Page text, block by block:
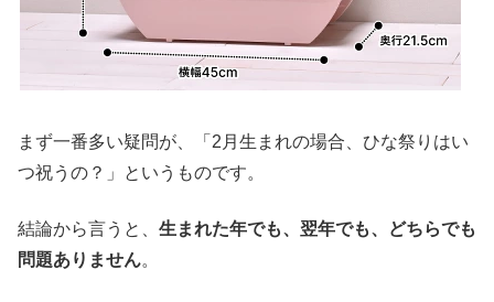
まず一番多い疑問が、「2月生まれの場合、ひな祭りはい
つ祝うの？」というものです。
結論から言うと、 生まれた年でも、翌年でも、どちらでも
問題ありません。